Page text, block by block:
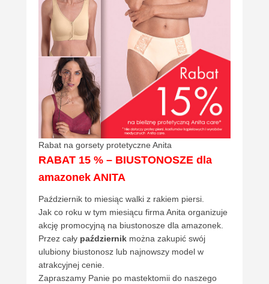
Rabat na gorsety protetyczne Anita
RABAT 15 % – BIUSTONOSZE dla
amazonek ANITA
Październik to miesiąc walki z rakiem piersi.
Jak co roku w tym miesiącu firma Anita organizuje
akcję promocyjną na biustonosze dla amazonek.
Przez cały październik można zakupić swój
ulubiony biustonosz lub najnowszy model w
atrakcyjnej cenie.
Zapraszamy Panie po mastektomii do naszego